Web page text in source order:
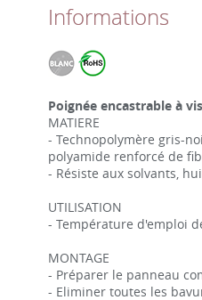
Informations
Poignée encastrable à
MATIERE
- Technopolymère gris-
polyamide renforcé de
- Résiste aux solvants,
UTILISATION
- Température d'emploi
MONTAGE
- Préparer le panneau
- Eliminer toutes les